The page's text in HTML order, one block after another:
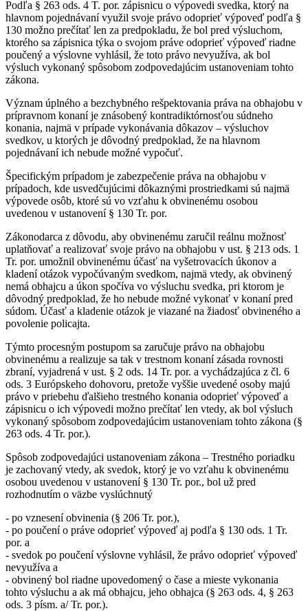
Podľa § 263 ods. 4 T. por. zápisnicu o výpovedi svedka, ktorý na
hlavnom pojednávaní využil svoje právo odoprieť výpoveď podľa §
130 možno prečítať len za predpokladu, že bol pred výsluchom,
ktorého sa zápisnica týka o svojom práve odoprieť výpoveď riadne
poučený a výslovne vyhlásil, že toto právo nevyužíva, ak bol
výsluch vykonaný spôsobom zodpovedajúcim ustanoveniam tohto
zákona.
Význam úplného a bezchybného rešpektovania práva na obhajobu v
prípravnom konaní je znásobený kontradiktórnosťou súdneho
konania, najmä v prípade vykonávania dôkazov – výsluchov
svedkov, u ktorých je dôvodný predpoklad, že na hlavnom
pojednávaní ich nebude možné vypočuť.
Špecifickým prípadom je zabezpečenie práva na obhajobu v
prípadoch, kde usvedčujúcimi dôkaznými prostriedkami sú najmä
výpovede osôb, ktoré sú vo vzťahu k obvinenému osobou
uvedenou v ustanovení § 130 Tr. por.
Zákonodarca z dôvodu, aby obvinenému zaručil reálnu možnosť
uplatňovať a realizovať svoje právo na obhajobu v ust. § 213 ods. 1
Tr. por. umožnil obvinenému účasť na vyšetrovacích úkonov a
kladení otázok vypočúvaným svedkom, najmä vtedy, ak obvinený
nemá obhajcu a úkon spočíva vo výsluchu svedka, pri ktorom je
dôvodný predpoklad, že ho nebude možné vykonať v konaní pred
súdom. Účasť a kladenie otázok je viazané na žiadosť obvineného a
povolenie policajta.
Týmto procesným postupom sa zaručuje právo na obhajobu
obvinenému a realizuje sa tak v trestnom konaní zásada rovnosti
zbraní, vyjadrená v ust. § 2 ods. 14 Tr. por. a vychádzajúca z čl. 6
ods. 3 Európskeho dohovoru, pretože vyššie uvedené osoby majú
právo v priebehu ďalšieho trestného konania odoprieť výpoveď a
zápisnicu o ich výpovedi možno prečítať len vtedy, ak bol výsluch
vykonaný spôsobom zodpovedajúcim ustanoveniam tohto zákona (§
263 ods. 4 Tr. por.).
Spôsob zodpovedajúci ustanoveniam zákona – Trestného poriadku
je zachovaný vtedy, ak svedok, ktorý je vo vzťahu k obvinenému
osobou uvedenou v ustanovení § 130 Tr. por., bol už pred
rozhodnutím o väzbe vyslúchnutý
- po vznesení obvinenia (§ 206 Tr. por.),
- po poučení o práve odoprieť výpoveď aj podľa § 130 ods. 1 Tr.
por. a
- svedok po poučení výslovne vyhlásil, že právo odoprieť výpoveď
nevyužíva a
- obvinený bol riadne upovedomený o čase a mieste vykonania
tohto výsluchu a ak má obhajcu, jeho obhajca (§ 263 ods. 4, § 263
ods. 3 písm. a/ Tr. por.).